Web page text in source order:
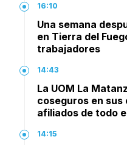
16:10
Una semana
en Tierra del
trabajadores
14:43
La UOM La
coseguros en
afiliados de todo
14:15